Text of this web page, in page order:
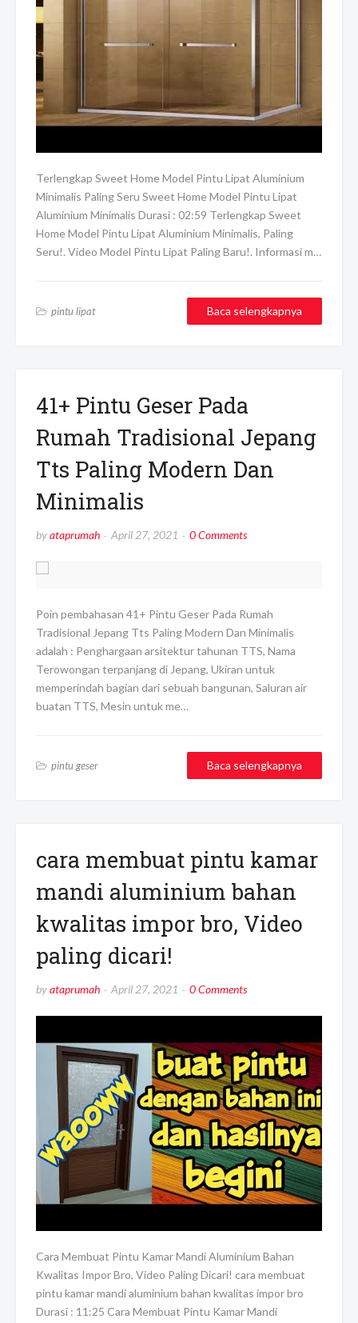
Terlengkap Sweet Home Model Pintu Lipat Aluminium
Minimalis Paling Seru Sweet Home Model Pintu Lipat
Aluminium Minimalis Durasi : 02:59 Terlengkap Sweet
Home Model Pintu Lipat Aluminium Minimalis, Paling
Seru!. Video Model Pintu Lipat Paling Baru!. Informasi m…
pintu lipat Baca selengkapnya
41+ Pintu Geser Pada
Rumah Tradisional Jepang
Tts Paling Modern Dan
Minimalis
byataprumah April 27, 2021 0 Comments
Poin pembahasan 41+ Pintu Geser Pada Rumah
Tradisional Jepang Tts Paling Modern Dan Minimalis
adalah : Penghargaan arsitektur tahunan TTS, Nama
Terowongan terpanjang di Jepang, Ukiran untuk
memperindah bagian dari sebuah bangunan, Saluran air
buatan TTS, Mesin untuk me…
pintu geser Baca selengkapnya
cara membuat pintu kamar
mandi aluminium bahan
kwalitas impor bro, Video
paling dicari!
byataprumah April 27, 2021 0 Comments
Cara Membuat Pintu Kamar Mandi Aluminium Bahan
Kwalitas Impor Bro, Video Paling Dicari! cara membuat
pintu kamar mandi aluminium bahan kwalitas impor bro
Durasi : 11:25 Cara Membuat Pintu Kamar Mandi